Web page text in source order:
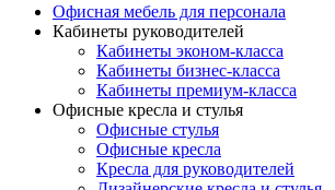
Офисная мебель для персонала
Кабинеты руководителей
Кабинеты эконом-класса
Кабинеты бизнес-класса
Кабинеты премиум-класса
Офисные кресла и стулья
Офисные стулья
Офисные кресла
Кресла для руководителей